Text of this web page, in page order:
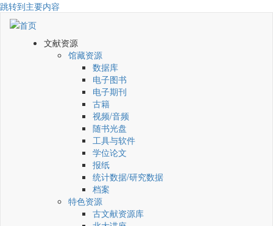
跳转到主要内容
文献资源
馆藏资源
数据库
电子图书
电子期刊
古籍
视频/音频
随书光盘
工具与软件
学位论文
报纸
统计数据/研究数据
档案
特色资源
古文献资源库